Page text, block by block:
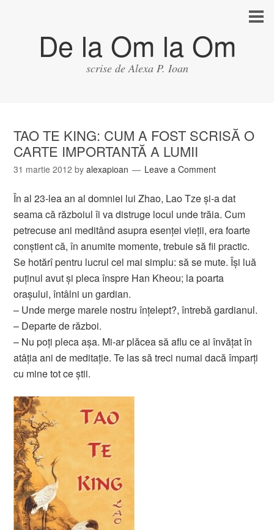
De la Om la Om
scrise de Alexa P. Ioan
TAO TE KING: CUM A FOST SCRISĂ O
CARTE IMPORTANTĂ A LUMII
31 martie 2012 byalexapioan Leave a Comment
În al 23-lea an al domniei lui Zhao, Lao Tze şi-a dat
seama că războiul îi va distruge locul unde trăia. Cum
petrecuse ani meditând asupra esenţei vieţii, era foarte
conştient că, în anumite momente, trebuie să fii practic.
Se hotărî pentru lucrul cel mai simplu: să se mute. Îşi luă
puţinul avut şi pleca înspre Han Kheou; la poarta
oraşului, întâlni un gardian.
– Unde merge marele nostru înţelept?, întrebă gardianul.
– Departe de război.
– Nu poţi pleca aşa. Mi-ar plăcea să aflu ce ai învăţat în
atâţia ani de meditaţie. Te las să treci numai dacă împarţi
cu mine tot ce ştii.